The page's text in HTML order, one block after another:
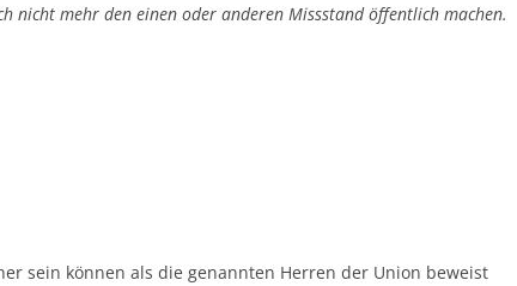
nicht mehr den einen oder anderen Missstand öffentlich machen.
sein können als die genannten Herren der Union beweist